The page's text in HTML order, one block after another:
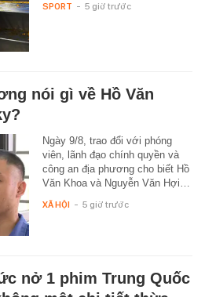
SPORT - 5 giờ trước
nói gì về Hồ Văn
Ngày 9/8, trao đổi với phóng
viên, lãnh đạo chính quyền và
công an địa phương cho biết Hồ
Văn Khoa và Nguyễn Văn Hợi…
XÃ HỘI - 5 giờ trước
nở 1 phim Trung Quốc